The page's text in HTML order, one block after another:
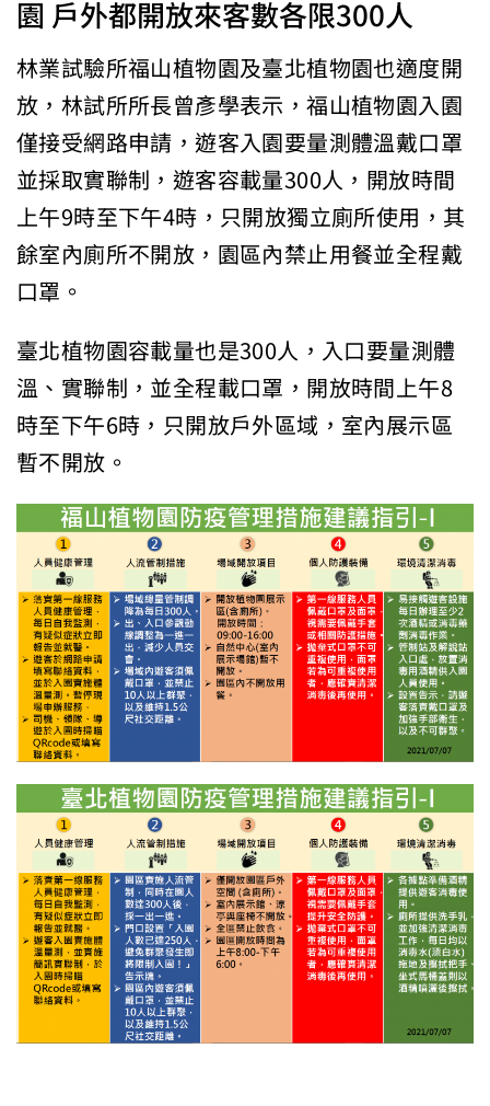
林業試驗所福山植物園及臺北植物園也適度開
放，林試所所長曾彥學表示，福山植物園入園
僅接受網路申請，遊客入園要量測體溫戴口罩
並採取實聯制，遊客容載量300人，開放時間
上午9時至下午4時，只開放獨立廁所使用，其
餘室內廁所不開放，園區內禁止用餐並全程戴
口罩。
臺北植物園容載量也是300人，入口要量測體
溫、實聯制，並全程載口罩，開放時間上午8
時至下午6時，只開放戶外區域，室內展示區
暫不開放。